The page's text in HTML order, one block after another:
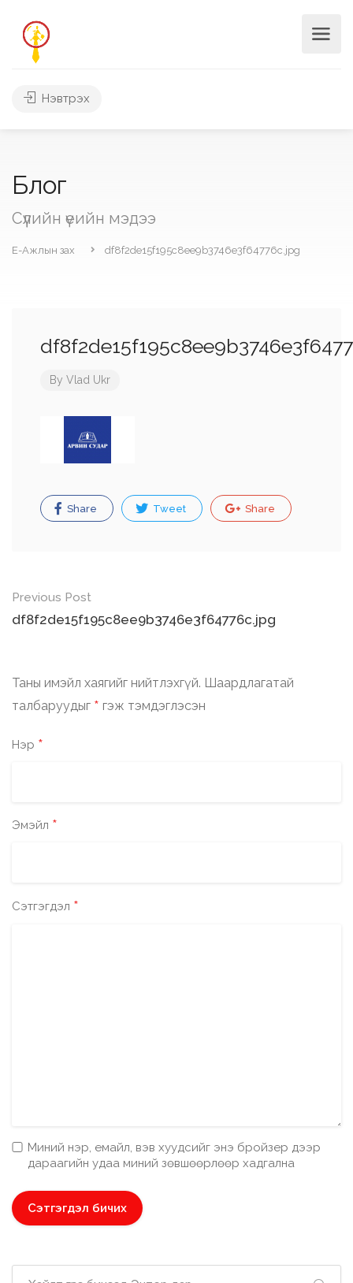
Нэвтрэх
Блог
Сүүлийн үеийн мэдээ
Е-Ажлын зах df8f2de15f195c8ee9b3746e3f64776c.jpg
By Vlad Ukr
Share Tweet Share
Post
navigation
Previous Post
df8f2de15f195c8ee9b3746e3f64776c.jpg
Таны имэйл хаягийг нийтлэхгүй. Шаардлагатай
талбаруудыг * гэж тэмдэглэсэн
Нэр *
Эмэйл *
Сэтгэгдэл *
Миний нэр, емайл, вэв хуудсийг энэ бройзер дээр
дараагийн удаа миний зөвшөөрлөөр хадгална